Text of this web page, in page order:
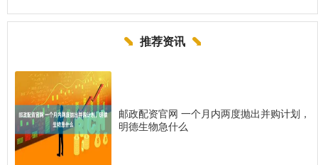
推荐资讯
邮政配资官网 一个月内两度抛出并购计划，
明德生物急什么